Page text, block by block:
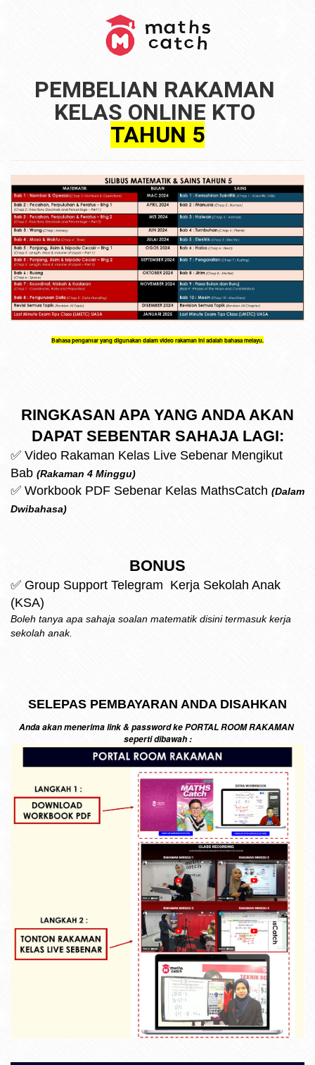
PEMBELIAN RAKAMAN
TAHUN 5
Bahasa pengantar yang digunakan dalam video rakaman ini adalah bahasa melayu.
RINGKASAN APA YANG ANDA AKAN
DAPAT SEBENTAR SAHAJA LAGI:
✅ Video Rakaman Kelas Live Sebenar Mengikut
Bab (Rakaman 4 Minggu)
✅ Workbook PDF Sebenar Kelas MathsCatch (Dalam
Dwibahasa)
BONUS
✅ Group Support Telegram Kerja Sekolah Anak
(KSA)
Boleh tanya apa sahaja soalan matematik disini termasuk kerja
sekolah anak.
SELEPAS PEMBAYARAN ANDA DISAHKAN
Anda akan menerima link & password ke PORTAL ROOM RAKAMAN
seperti dibawah :